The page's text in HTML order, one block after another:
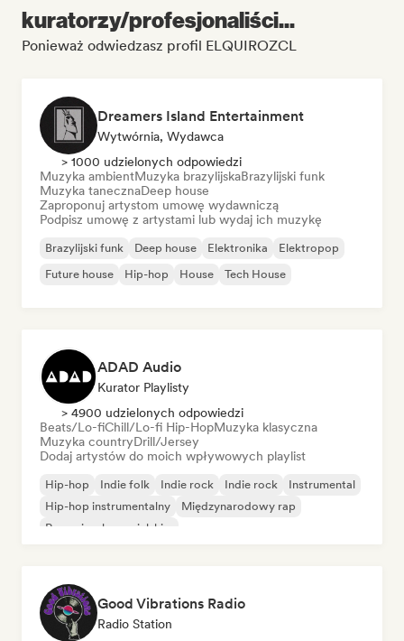
kuratorzy/profesjonaliści...
Ponieważ odwiedzasz profil ELQUIROZCL
Dreamers Island Entertainment
Wytwórnia, Wydawca
> 1000 udzielonych odpowiedzi
Muzyka ambientMuzyka brazylijskaBrazylijski funk
Muzyka tanecznaDeep house
Zaproponuj artystom umowę wydawniczą
Podpisz umowę z artystami lub wydaj ich muzykę
Brazylijski funk Deep house Elektronika
Elektropop
Future house
Hip-hop House Tech House
ADAD Audio
Kurator Playlisty
> 4900 udzielonych odpowiedzi
Beats/Lo-fiChill/Lo-fi Hip-HopMuzyka klasyczna
Muzyka countryDrill/Jersey
Dodaj artystów do moich wpływowych playlist
Hip-hop Indie folk Indie rock Indie rock
Instrumental
Hip-hop instrumentalny
Międzynarodowy rap
Rap w języku angielskim
Good Vibrations Radio
Radio Station